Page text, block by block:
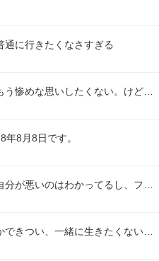
に行きたくなさすぎる
惨めな思いしたくない。けど…
8月8日です。
が悪いのはわかってるし、フ…
きつい、一緒に生きたくない…